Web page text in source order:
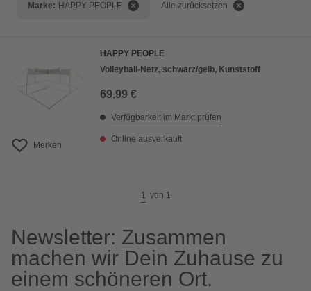
Bewertung
Marke: HAPPY PEOPLE Alle zurücksetzen
Merken
HAPPY PEOPLE
Volleyball-Netz, schwarz/gelb, Kunststoff
69,99 €
Verfügbarkeit im Markt prüfen
Online ausverkauft
1 von 1
Newsletter: Zusammen
machen wir Dein Zuhause zu
einem schöneren Ort.